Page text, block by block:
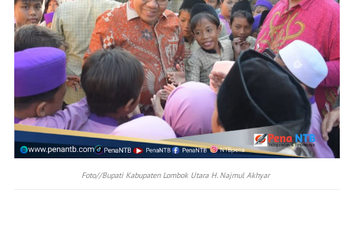
Foto//Bupati Kabupaten Lombok Utara H. Najmul Akhyar